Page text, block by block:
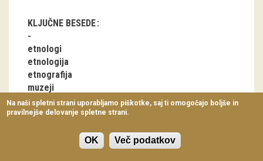
Koledar dogodkov
Prireditve
Predavanja
Delavnice
Vodeni ogledi
KLJUČNE BESEDE
etnologi
etnologija
etnografija
muzeji
znanstveno delo
raziskovalno delo
Na naši spletni strani uporabljamo piškotke, saj ti omogočajo boljše in
pravilnejše delovanje spletne strani.
OK Več podatkov